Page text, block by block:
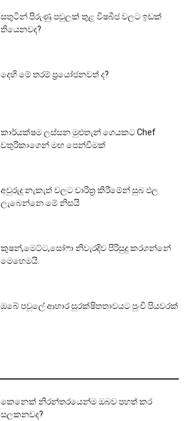
සතුටින් පිරුණු පවුලක් තුළ විෂබීජ වලට ඉඩක්
තියෙනවද?
දෙහි මේ තරම් ප්‍රයෝජනවත් ද?
කාර්යක්ෂම ලස්සන මුළුතැන් ගෙයකට Chef
චතුරිකාගෙන් මඟ පෙන්වීමක්
අවුරුදු නැකැත් වලට චාරිත්‍ර කිරීමේන් සුබ ඵල
ලැබෙන්නෙ මේ නිසයි
කුෂන්,මෙට්ට,සෝෆා නිවැරදිව පිරිසුදු කරගන්නේ
මෙහෙමයි.
ඔබේ පවුලේ ආහාර සුරක්‌ෂිතතාවයට පුංචි පියවරක්
කෙනෙක් නිරන්තරයෙන්ම ඔබව පහත් කර
සලකනවද?